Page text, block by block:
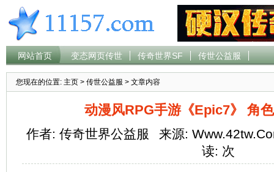
网站首页 变态网页传世 传奇世界SF 传世公益服
您现在的位置: 主页 > 传世公益服 > 文章内容
动漫风RPG手游《Epic7》 角
作者: 传奇世界公益服
来源:
读: 次